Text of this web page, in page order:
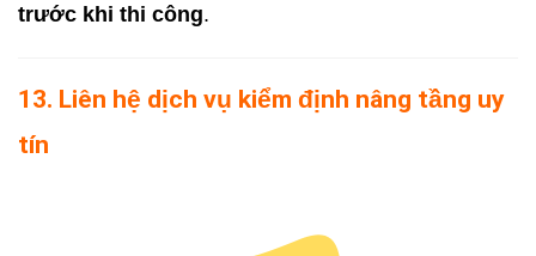
trước khi thi công.
13. Liên hệ dịch vụ kiểm định nâng tầng uy
tín